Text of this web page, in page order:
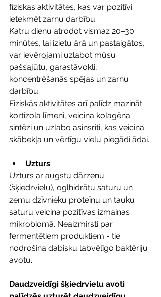
fiziskas aktivitātes, kas var pozitīvi
ietekmēt zarnu darbību.
Katru dienu atrodot vismaz 20–30
minūtes, lai izietu ārā un pastaigātos,
var ievērojami uzlabot mūsu
pašsajūtu, garastāvokli,
koncentrēšanās spējas un zarnu
darbību.
Fiziskās aktivitātes arī palīdz mazināt
kortizola līmeni, veicina kolagēna
sintēzi un uzlabo asinsriti, kas veicina
skābekļa un vērtīgu vielu piegādi ādai.
Uzturs
Uzturs ar augstu dārzeņu
(šķiedrvielu), ogļhidrātu saturu un
zemu dzīvnieku proteīnu un tauku
saturu veicina pozitīvas izmaiņas
mikrobiomā. Neaizmirsti par
fermentētiem produktiem - tie
nodrošina dabisku labvēlīgo baktēriju
avotu.
Daudzveidīgi šķiedrvielu avoti